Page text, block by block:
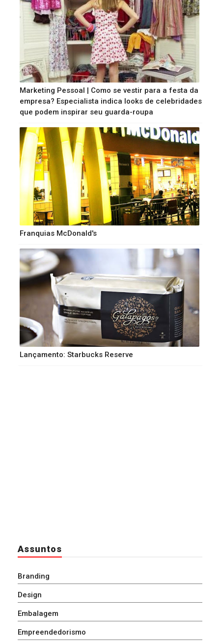
Marketing Pessoal | Como se vestir para a festa da
empresa? Especialista indica looks de celebridades
que podem inspirar seu guarda-roupa
Franquias McDonald's
Lançamento: Starbucks Reserve
Assuntos
Branding
Design
Embalagem
Empreendedorismo